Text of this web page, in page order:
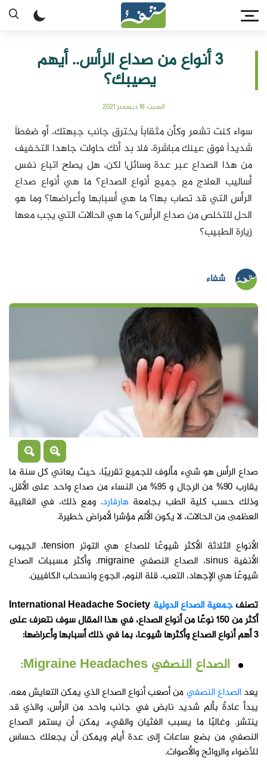
3 أنواع من صداع الرأس.. أيهم
يصيبك؟
السبت 18 ديسمبر 2021
سواء كنت تشعر وكأن مثقاباً يخترق جانب جبهتك، أو ضغطاً
شديداً فوق عينك مباشرة، فلا بد أنك حاولت جاهدا التخفيف
من هذا الصداع عبر عدة وسائل! لكن، هل يصلح اتباع نفس
أساليب العلاج مع جميع أنواع الصداع؟ ما هي أنواع صداع
الرأس التي قد تصاب بها؟ ما هي أسبابها وأعراضها؟ وما هو
الحل للتخلص من صداع الرأس؟ ما هي الحالات التي يجب معها
زيارة الطبيب؟
شفاء
صداع الرأس هو شيء مألوف للجميع تقريبًا، حيث يعاني كل سنة ما
يقارب 90% من الرجال و 95% من النساء من صداع واحد على الأقل،
وذلك حسب كلية الطب بجامعة هارفارد. ومع ذلك، في الغالبية
العظمى من الحالات، لا يكون الألم مؤشرا لأمراض خطيرة.
الأنواع الثلاثة الأكثر شيوعًا للصداع هي التوتر tension، الجيوب
الأنفية sinus، الصداع النصفي migraine. وأكثر مسببات الصداع
شيوعًا هي الإجهاد، التعب، قلة النوم، الجوع وانسحاب الكافيين.
تصنفجمعية الصداع الدولية International Headache Society
أكثر من 150 نوعًا من أنواع الصداع، في هذا المقال سوف نتعرف على
3 أهم أنواع الصداع وأكثرها شيوعا، بما في ذلك أسبابها وأعراضها:
الصداع النصفي Migraine Headaches:
يعدالصداع النصفيمن أصعب أنواع الصداع الذي يمكن التعايش معه.
يبدأ عادةً بألم شديد نابض في جانب واحد من الرأس، والذي قد
ينتشر. وغالبًا ما يسبب الغثيان والقيء. يمكن أن يستمر الصداع
النصفي من بضع ساعات إلى عدة أيام ويمكن أن يجعلك حساس
للأضواء والروائح والأصوات.